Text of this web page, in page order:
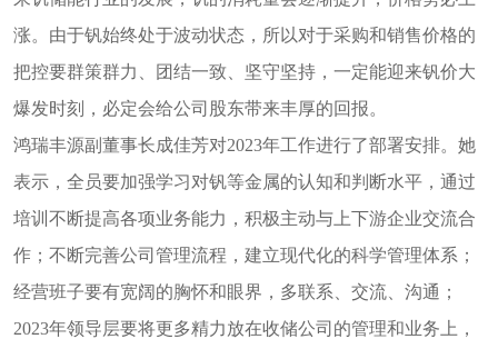
涨。由于钒始终处于波动状态，所以对于采购和销售价格的
把控要群策群力、团结一致、坚守坚持，一定能迎来钒价大
爆发时刻，必定会给公司股东带来丰厚的回报。
鸿瑞丰源副董事长成佳芳对2023年工作进行了部署安排。她
表示，全员要加强学习对钒等金属的认知和判断水平，通过
培训不断提高各项业务能力，积极主动与上下游企业交流合
作；不断完善公司管理流程，建立现代化的科学管理体系；
经营班子要有宽阔的胸怀和眼界，多联系、交流、沟通；
2023年领导层要将更多精力放在收储公司的管理和业务上，